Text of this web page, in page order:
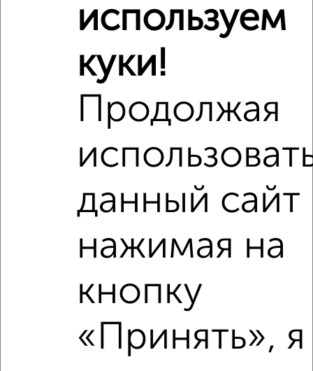
1‑комнатные квартиры с похожей площадью ±10%
используем
куки!
Продолжая
данный сайт
нажимая на
кнопку
«Принять», я